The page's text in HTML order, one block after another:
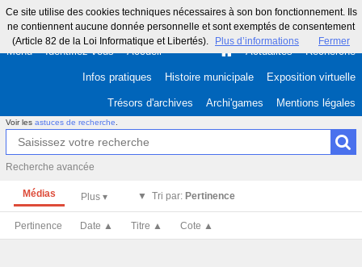
Ce site utilise des cookies techniques nécessaires à son bon fonctionnement. Ils
ne contiennent aucune donnée personnelle et sont exemptés de consentement
(Article 82 de la Loi Informatique et Libertés).
Plus d’informations Fermer
Menu Identifiez-vous Accueil Actualités Recherche
Infos pratiques Histoire municipale Exposition virtuelle
Trésors d'archives Archi'games Mentions légales
Voir les astuces de recherche
Recherche avancée
Médias Tri par: Pertinence
Pertinence Date ▲ Titre ▲ Cote ▲